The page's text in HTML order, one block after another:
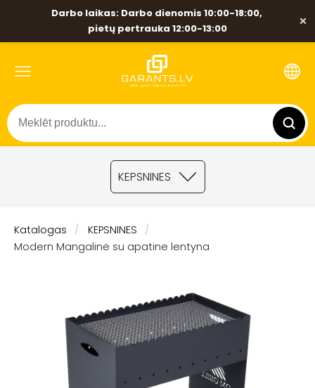
Darbo laikas: Darbo dienomis 10:00-18:00,
pietų pertrauka 12:00-13:00
×
KEPSNINES
Katalogas
KEPSNINES
Modern Mangalinė su apatine lentyna